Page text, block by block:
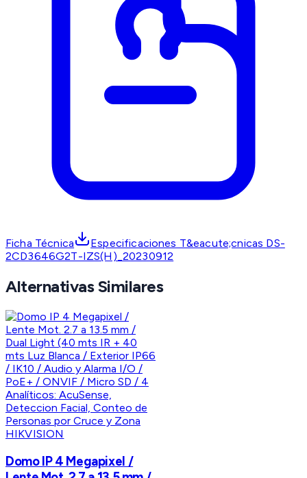
Ficha Técnica
Especificaciones T&eacute;cnicas DS-
2CD3646G2T-IZS(H)_20230912
Alternativas Similares
HIKVISION
Domo IP 4 Megapixel /